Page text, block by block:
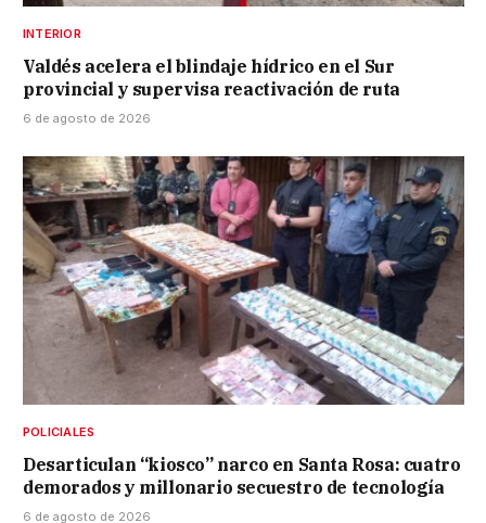
INTERIOR
Valdés acelera el blindaje hídrico en el Sur
provincial y supervisa reactivación de ruta
6 de agosto de 2026
POLICIALES
Desarticulan “kiosco” narco en Santa Rosa: cuatro
demorados y millonario secuestro de tecnología
6 de agosto de 2026